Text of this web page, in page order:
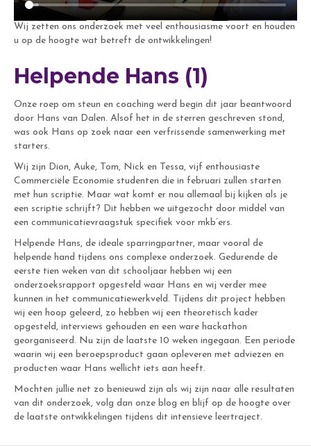
Wij zetten ons onderzoek met veel enthousiasme voort en houden
u op de hoogte wat betreft de ontwikkelingen!
Helpende Hans (1)
Onze roep om steun en coaching werd begin dit jaar beantwoord
door Hans van Dalen. Alsof het in de sterren geschreven stond,
was ook Hans op zoek naar een verfrissende samenwerking met
starters.
Wij zijn Dion, Auke, Tom, Nick en Tessa, vijf enthousiaste
Commerciële Economie studenten die in februari zullen starten
met hun scriptie. Maar wat komt er nou allemaal bij kijken als je
een scriptie schrijft? Dit hebben we uitgezocht door middel van
een communicatievraagstuk specifiek voor mkb’ers.
Helpende Hans, de ideale sparringpartner, maar vooral de
helpende hand tijdens ons complexe onderzoek. Gedurende de
eerste tien weken van dit schooljaar hebben wij een
onderzoeksrapport opgesteld waar Hans en wij verder mee
kunnen in het communicatiewerkveld. Tijdens dit project hebben
wij een hoop geleerd, zo hebben wij een theoretisch kader
opgesteld, interviews gehouden en een ware hackathon
georganiseerd. Nu zijn de laatste 10 weken ingegaan. Een periode
waarin wij een beroepsproduct gaan opleveren met adviezen en
producten waar Hans wellicht iets aan heeft.
Mochten jullie net zo benieuwd zijn als wij zijn naar alle resultaten
van dit onderzoek, volg dan onze blog en blijf op de hoogte over
de laatste ontwikkelingen tijdens dit intensieve leertraject.